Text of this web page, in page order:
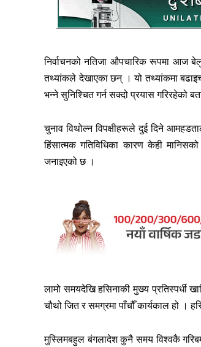
निर्वाचनको नतिजा औपचारिक रूपमा आज
तथ्यांकले देखाएका छन् । यो तथ्यांकमा
भन्ने सुनिश्चित गर्न सक्दो प्रयास गरिरहेको
चुनाव विथोल्न विपक्षीहरूले दुई दिने
हिंसात्मक गतिविधिका कारण केही
जनाइएको छ ।
लामो समयदेखि हसिनाकी मुख्य प्रतिस्पर्धी
चौथो जित र समग्रमा पाँचौँ कार्यकाल हो ।
मुस्लिमबहुल बंगलादेश कुनै समय विश्वकै